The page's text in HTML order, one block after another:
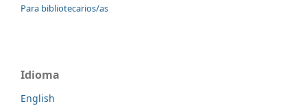
Para bibliotecarios/as
Idioma
English